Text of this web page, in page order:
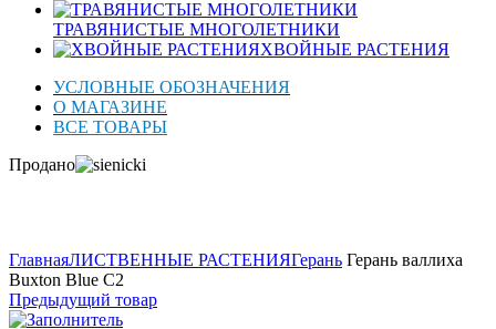
ТРАВЯНИСТЫЕ МНОГОЛЕТНИКИ
ХВОЙНЫЕ РАСТЕНИЯ
УСЛОВНЫЕ ОБОЗНАЧЕНИЯ
О МАГАЗИНЕ
ВСЕ ТОВАРЫ
Продано
ГлавнаяЛИСТВЕННЫЕ РАСТЕНИЯГерань Герань валлиха
Buxton Blue C2
Предыдущий товар